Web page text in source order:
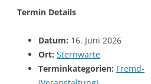
Termin Details
Datum: 16. Juni 2026
Ort: Sternwarte
Terminkategorien: Fremd-